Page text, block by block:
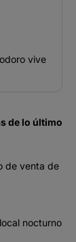
vive
de lo último
de venta de
nocturno